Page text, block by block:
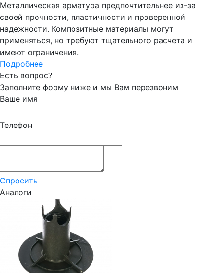
Металлическая арматура предпочтительнее из-за
своей прочности, пластичности и проверенной
надежности. Композитные материалы могут
применяться, но требуют тщательного расчета и
имеют ограничения.
Подробнее
Есть вопрос?
Заполните форму ниже и мы Вам перезвоним
Ваше имя
Телефон
Спросить
Аналоги